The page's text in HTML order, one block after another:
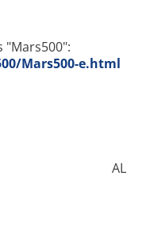
"Mars500":
Mars500-e.html
AL